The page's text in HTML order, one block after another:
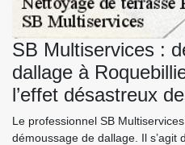
SB Multiservices :
dallage à
l’effet désastreux
Le professionnel SB
démoussage de dallage. Il s’agit